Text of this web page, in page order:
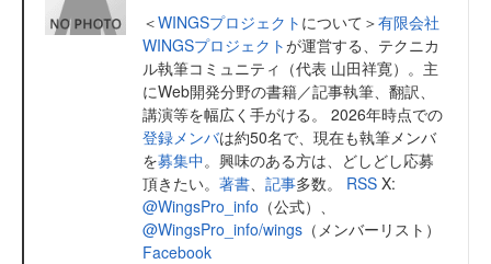
＜WINGSプロジェクト について＞有限会社
WINGSプロジェクトが運営する、テクニカ
ル執筆コミュニティ（代表 山田祥寛）。主
にWeb開発分野の書籍／記事執筆、翻訳、
講演等を幅広く手がける。 2026年時点での
登録メンバは約50名で、現在も執筆メンバ
を募集中。興味のある方は、どしどし応募
頂きたい。 著書 記事多数。 RSS X:
@WingsPro_info （公式）、
@WingsPro_info/wings （メンバーリスト）
Facebook